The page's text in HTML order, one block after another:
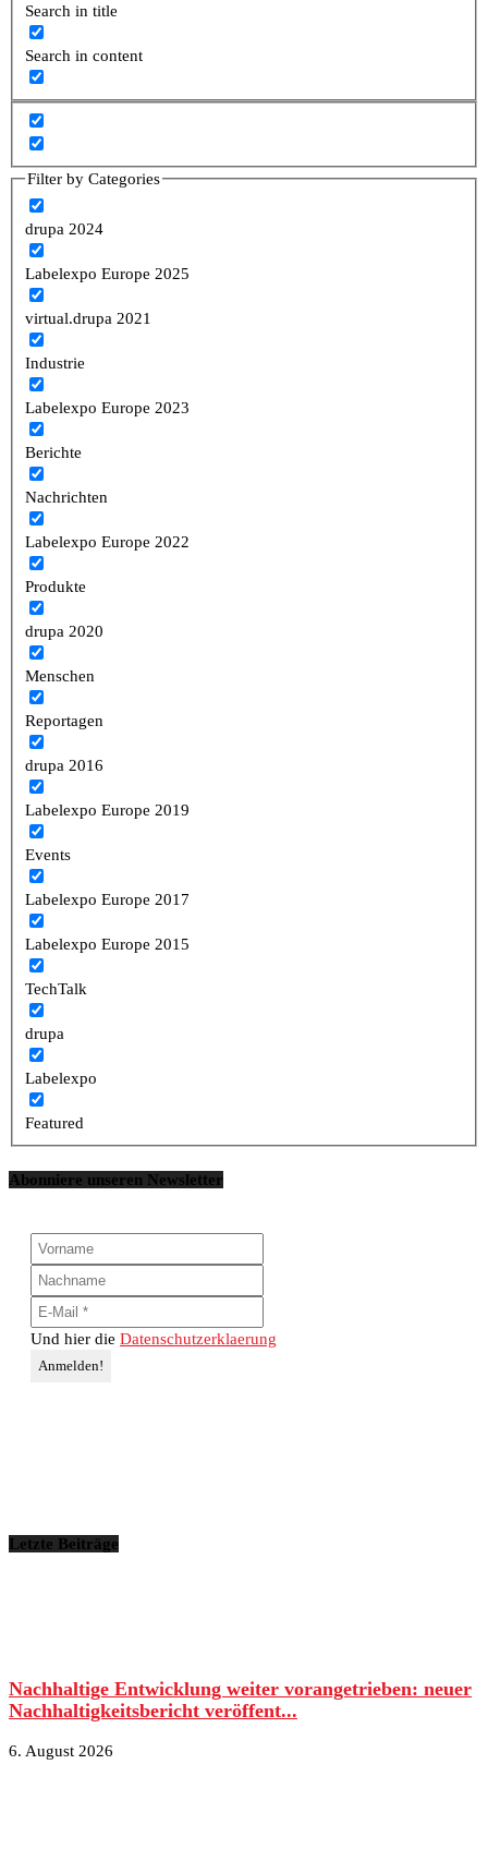
Search in title
Search in content
Filter by Categories
drupa 2024
Labelexpo Europe 2025
virtual.drupa 2021
Industrie
Labelexpo Europe 2023
Berichte
Nachrichten
Labelexpo Europe 2022
Produkte
drupa 2020
Menschen
Reportagen
drupa 2016
Labelexpo Europe 2019
Events
Labelexpo Europe 2017
Labelexpo Europe 2015
TechTalk
drupa
Labelexpo
Featured
Abonniere unseren Newsletter
Und hier die Datenschutzerklaerung
Letzte Beiträge
Nachhaltige Entwicklung weiter vorangetrieben: neuer
Nachhaltigkeitsbericht veröffent...
6. August 2026